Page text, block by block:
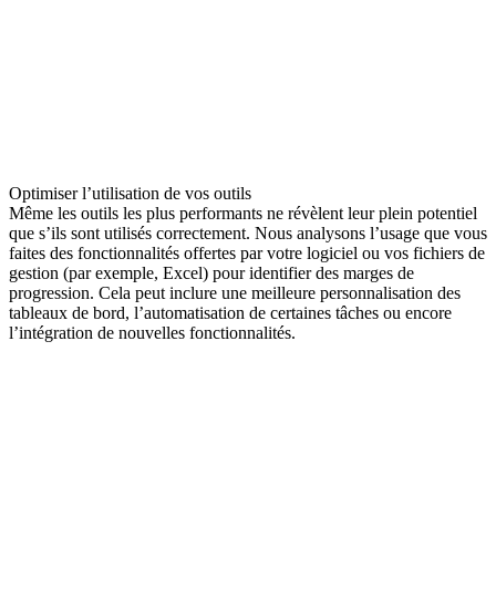
Optimiser l’utilisation de vos outils
Même les outils les plus performants ne révèlent leur plein potentiel
que s’ils sont utilisés correctement. Nous analysons l’usage que vous
faites des fonctionnalités offertes par votre logiciel ou vos fichiers de
gestion (par exemple, Excel) pour identifier des marges de
progression. Cela peut inclure une meilleure personnalisation des
tableaux de bord, l’automatisation de certaines tâches ou encore
l’intégration de nouvelles fonctionnalités.